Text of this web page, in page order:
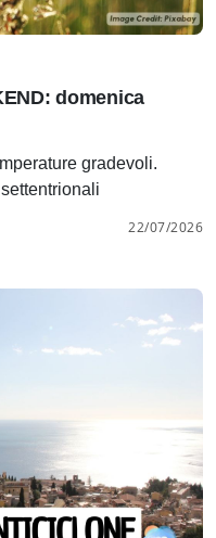
domenica
gradevoli.
22/07/2026